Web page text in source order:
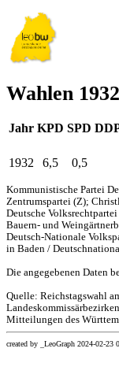
Wahlen
Jahr KPD SPD
1932
6,5 0,5
Kommunistische Partei
Zentrumspartei (Z);
Deutsche
Bauern- und
Deutsch-Nationale
in Baden /
Die angegebenen Daten
Quelle: Reichstagswahl
Mitteilungen des
created by _LeoGraph 2024-02-23